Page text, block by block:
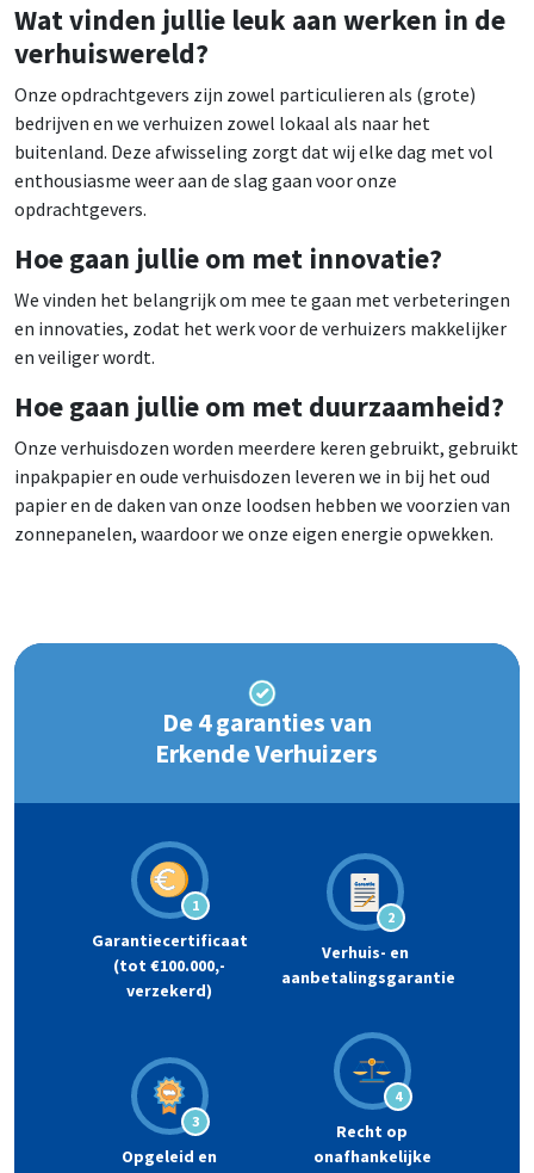
Wat vinden jullie leuk aan werken in de
verhuiswereld?
Onze opdrachtgevers zijn zowel particulieren als (grote)
bedrijven en we verhuizen zowel lokaal als naar het
buitenland. Deze afwisseling zorgt dat wij elke dag met vol
enthousiasme weer aan de slag gaan voor onze
opdrachtgevers.
Hoe gaan jullie om met innovatie?
We vinden het belangrijk om mee te gaan met verbeteringen
en innovaties, zodat het werk voor de verhuizers makkelijker
en veiliger wordt.
Hoe gaan jullie om met duurzaamheid?
Onze verhuisdozen worden meerdere keren gebruikt, gebruikt
inpakpapier en oude verhuisdozen leveren we in bij het oud
papier en de daken van onze loodsen hebben we voorzien van
zonnepanelen, waardoor we onze eigen energie opwekken.
De 4 garanties van
Erkende Verhuizers
1
Garantiecertificaat
(tot €100.000,-
verzekerd)
2
Verhuis- en
aanbetalingsgarantie
3
Opgeleid en
4
Recht op
onafhankelijke